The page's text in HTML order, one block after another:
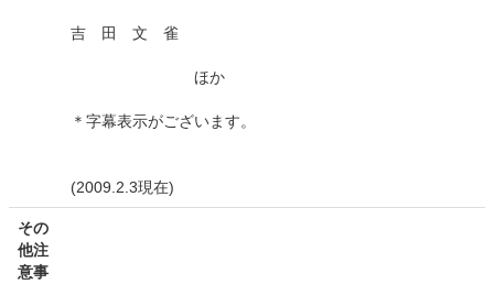
吉 田 文 雀
ほか
＊字幕表示がございます。
(2009.2.3現在)
その
他注
意事